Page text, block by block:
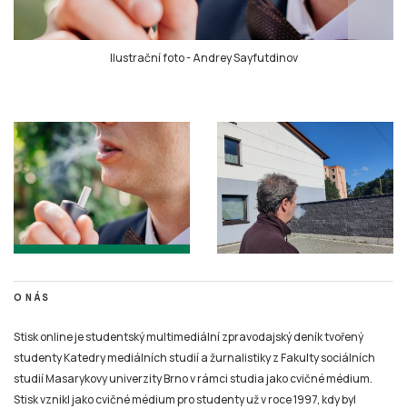
Ilustrační foto-Andrey Sayfutdinov
O NÁS
Stisk online je studentský multimediální zpravodajský deník tvořený
studenty Katedry mediálních studií a žurnalistiky z Fakulty sociálních
studií Masarykovy univerzity Brno v rámci studia jako cvičné médium.
Stisk vznikl jako cvičné médium pro studenty už v roce 1997, kdy byl